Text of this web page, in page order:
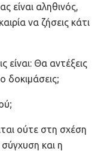
είναι αληθινός,
να ζήσεις κάτι
είναι: Θα αντέξεις
δοκιμάσεις;
ούτε στη σχέση
και η